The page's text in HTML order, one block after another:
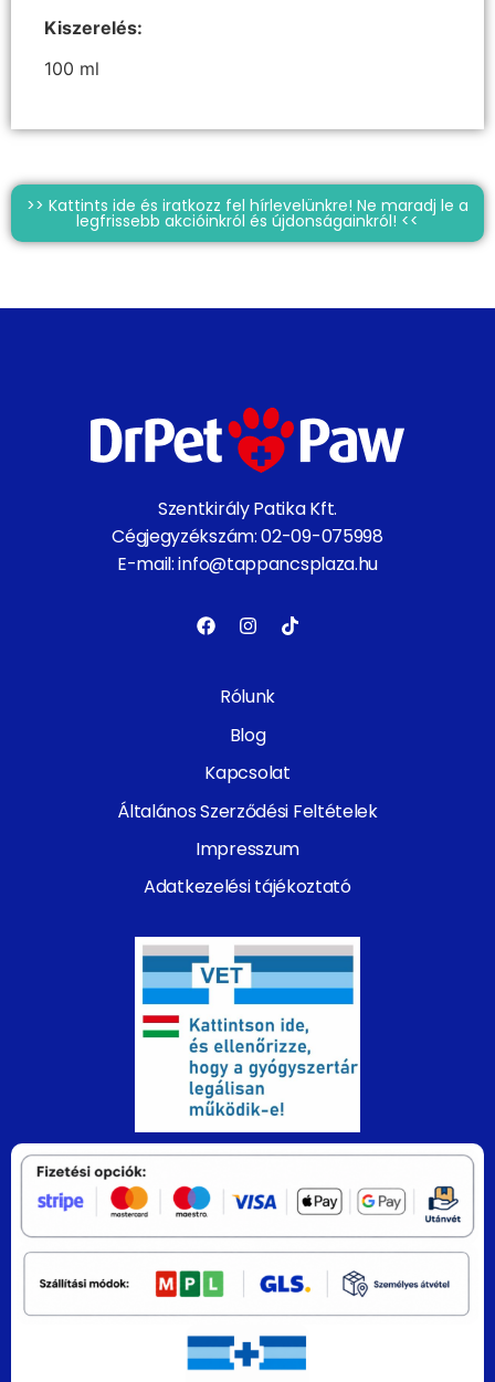
Kiszerelés:
100 ml
>> Kattints ide és iratkozz fel hírlevelünkre! Ne maradj le a
legfrissebb akcióinkról és újdonságainkról! <<
Szentkirály Patika Kft.
Cégjegyzékszám: 02-09-075998
E-mail: info@tappancsplaza.hu
Rólunk
Blog
Kapcsolat
Általános Szerződési Feltételek
Impresszum
Adatkezelési tájékoztató